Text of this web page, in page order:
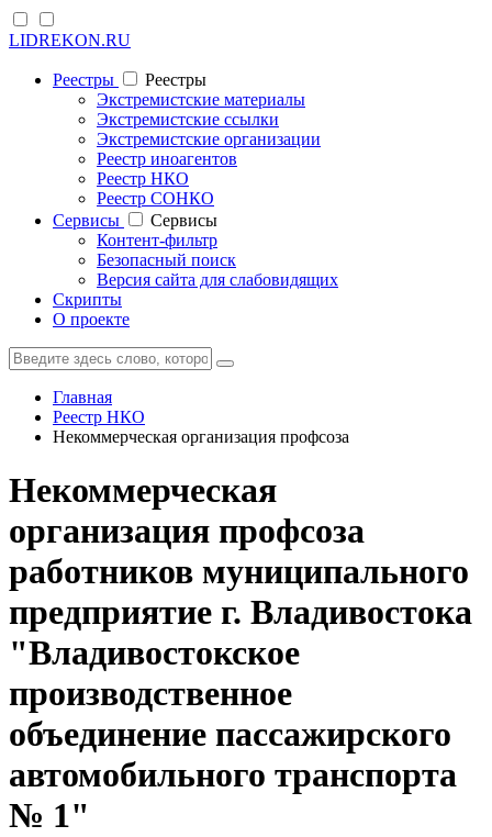
LIDREKON.RU
Реестры
Реестры
Экстремистские материалы
Экстремистские ссылки
Экстремистские организации
Реестр иноагентов
Реестр НКО
Реестр СОНКО
Cервисы
Cервисы
Контент-фильтр
Безопасный поиск
Версия сайта для слабовидящих
Скрипты
О проекте
Главная
Реестр НКО
Некоммерческая организация профсоза
Некоммерческая
организация профсоза
работников муниципального
предприятие г. Владивостока
"Владивостокское
производственное
объединение пассажирского
автомобильного транспорта
№ 1"